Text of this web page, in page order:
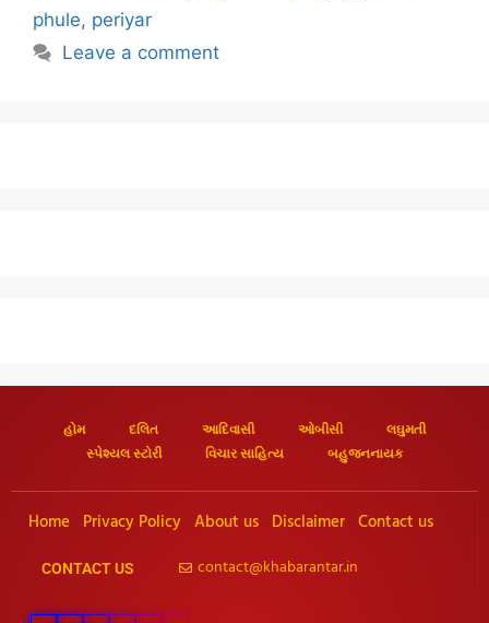
phule, periyar
Leave a comment
હોમ દલિત આદિવાસી ઓબીસી
લઘુમતી
સ્પેશ્યલ સ્ટોરી
વિચાર સાહિત્ય બહુજનનાયક
Home Privacy Policy About us Disclaimer Contact us
CONTACT US contact@khabarantar.in